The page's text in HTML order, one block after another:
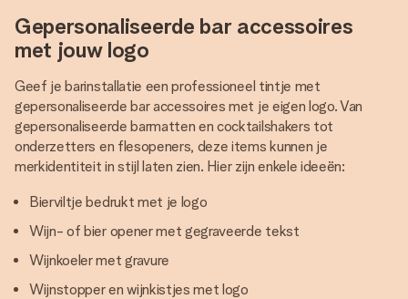
Gepersonaliseerde bar accessoires
met jouw logo
Geef je barinstallatie een professioneel tintje met
gepersonaliseerde bar accessoires met je eigen logo. Van
gepersonaliseerde barmatten en cocktailshakers tot
onderzetters en flesopeners, deze items kunnen je
merkidentiteit in stijl laten zien. Hier zijn enkele ideeën:
Bierviltje bedrukt met je logo
Wijn- of bier opener met gegraveerde tekst
Wijnkoeler met gravure
Wijnstopper en wijnkistjes met logo